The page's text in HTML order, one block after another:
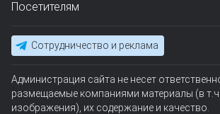
Посетителям
Сотрудничество и реклама
Администрация сайта не несет
размещаемые компаниями материалы (в
изображения), их содержание и качество.